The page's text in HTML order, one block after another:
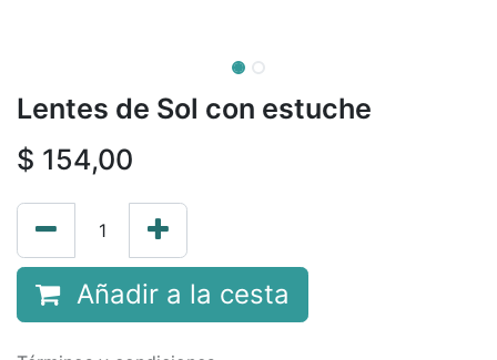
Lentes de Sol con estuche
$ 154,00
Añadir a la cesta